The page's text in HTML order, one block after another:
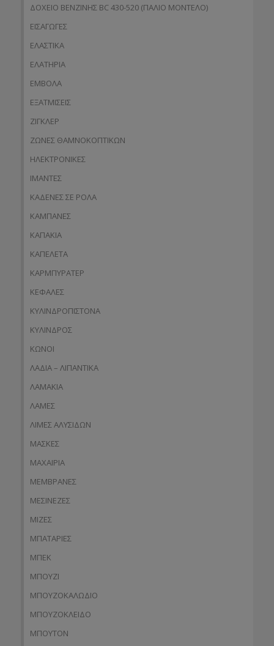
ΔΟΧΕΙΟ ΒΕΝΖΙΝΗΣ BC 430-520 (ΠΑΛΙΟ ΜΟΝΤΕΛΟ)
ΕΙΣΑΓΩΓΕΣ
ΕΛΑΣΤΙΚΑ
ΕΛΑΤΗΡΙΑ
ΕΜΒΟΛΑ
ΕΞΑΤΜΙΣΕΙΣ
ΖΙΓΚΛΕΡ
ΖΩΝΕΣ ΘΑΜΝΟΚΟΠΤΙΚΩΝ
ΗΛΕΚΤΡΟΝΙΚΕΣ
ΙΜΑΝΤΕΣ
ΚΑΔΕΝΕΣ ΣΕ ΡΟΛΑ
ΚΑΜΠΑΝΕΣ
ΚΑΠΑΚΙΑ
ΚΑΠΕΛΕΤΑ
ΚΑΡΜΠΥΡΑΤΕΡ
ΚΕΦΑΛΕΣ
ΚΥΛΙΝΔΡΟΠΙΣΤΟΝΑ
ΚΥΛΙΝΔΡΟΣ
ΚΩΝΟΙ
ΛΑΔΙΑ – ΛΙΠΑΝΤΙΚΑ
ΛΑΜΑΚΙΑ
ΛΑΜΕΣ
ΛΙΜΕΣ ΑΛΥΣΙΔΩΝ
ΜΑΣΚΕΣ
ΜΑΧΑΙΡΙΑ
ΜΕΜΒΡΑΝΕΣ
ΜΕΣΙΝΕΖΕΣ
ΜΙΖΕΣ
ΜΠΑΤΑΡΙΕΣ
ΜΠΕΚ
ΜΠΟΥΖΙ
ΜΠΟΥΖΟΚΑΛΩΔΙΟ
ΜΠΟΥΖΟΚΛΕΙΔΟ
ΜΠΟΥΤΟΝ